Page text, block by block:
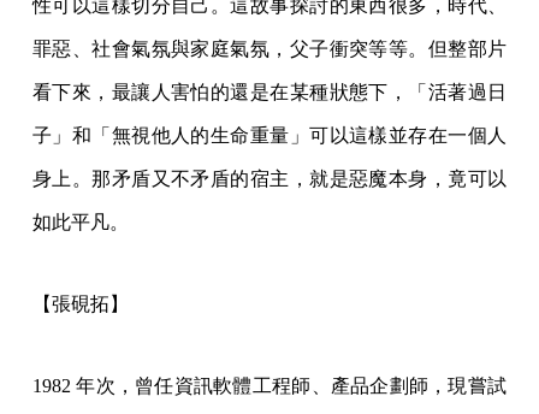
性可以這樣切分自己。這故事探討的東西很多，時代、
罪惡、社會氣氛與家庭氣氛，父子衝突等等。但整部片
看下來，最讓人害怕的還是在某種狀態下，「活著過日
子」和「無視他人的生命重量」可以這樣並存在一個人
身上。那矛盾又不矛盾的宿主，就是惡魔本身，竟可以
如此平凡。
【張硯拓】
1982 年次，曾任資訊軟體工程師、產品企劃師，現嘗試